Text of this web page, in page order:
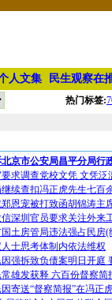
人文集 民生观察在
热门标签:
京市公安局昌平分局行
求调查党校文凭 文凭泛
续查扣冯正虎先生七百
恩宠被打致函胡锦涛主
深圳官员要求关注外来
土房管局违法强占民房(
士思考体制内依法维权
强拆致负债案明日开庭
雄发获释 六百份督察简
寄送“督察简报”在冯正